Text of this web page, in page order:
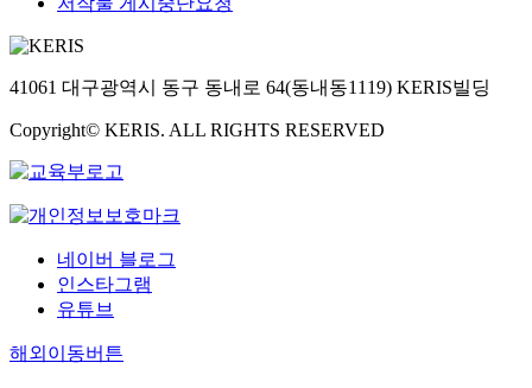
41061 대구광역시 동구 동내로 64(동내동1119) KERIS빌딩
Copyright© KERIS. ALL RIGHTS RESERVED
네이버 블로그
인스타그램
유튜브
해외이동버튼